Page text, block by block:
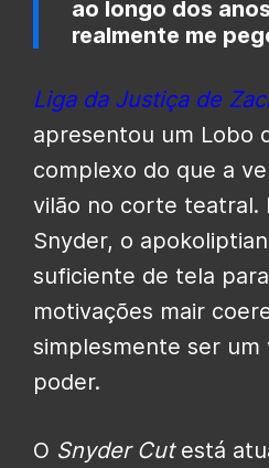
ao longo dos
realmente me
Liga da Justiça de
apresentou um Lobo
complexo do que a
vilão no corte teatral.
Snyder, o
suficiente de tela
motivações mair
simplesmente ser
poder.
O Snyder Cutestá